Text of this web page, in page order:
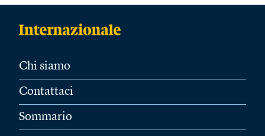
Chi siamo
Contattaci
Sommario